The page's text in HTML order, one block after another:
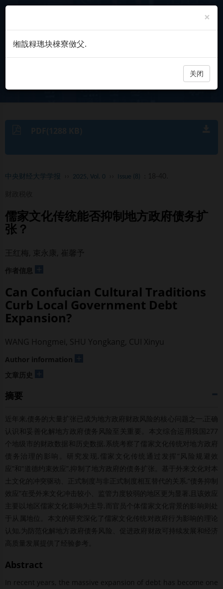
×
缃戠粶璁块棶寮傚父.
关闭
中央财经大学学报 2025, Vol. 0 Issue (8)
儒家文化传统能否抑制地方政府债务扩
张？
王红梅, 束永康, 崔馨予
作者信息
Can Confucian Cultural Traditions
Curb Local Government Debt
Expansion?
WANG Hongmei, SHU Yongkang, CUI Xinyu
Author information
文章历史
摘要
近年来,债务的大量扩张已成为地方政府财政风险的核心问题之一,正确
认识和妥善化解地方政府债务风险至关重要。本文综合运用我国277
个地级市的财政数据和历史数据,系统考察了儒家文化传统对地方政府
债务治理的影响。研究发现,儒家文化传统通过发挥“风险规避效
应”和“道德约束效应”,抑制了地方政府的债务扩张。基于外来文化对本
土文化的冲突驱动、正式制度与非正式制度相互替代的关系,“债务抑制
效应”在受外来文化冲击较小、监管力度较弱的地区更为显著,且该效应
主要以地区儒家文化影响为主导,而官员个体儒家文化背景的影响则处
于从属地位。本文的研究深化了儒家文化传统对政府行为影响的理论
认知,为防范化解地方政府债务风险、促进政府财政可持续发展和经济
高质量发展提供了经验参考。
Abstract
In recent years, the massive expansion of debt has become one